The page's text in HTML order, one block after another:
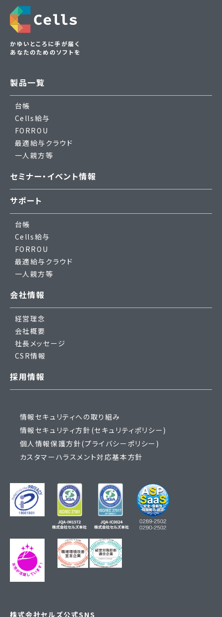
かゆいところに手が届く
あなたのためのソフトを
製品一覧
台帳
Cells給与
FORROU
最適給与クラウド
一人親方等
セミナー・イベント情報
サポート
台帳
Cells給与
FORROU
最適給与クラウド
一人親方等
会社情報
経営理念
会社概要
社長メッセージ
CSR情報
採用情報
情報セキュリティへの取り組み
情報セキュリティ方針(セキュリティポリシー)
個人情報保護方針(プライバシーポリシー)
カスタマーハラスメント対応基本方針
株式会社セルズ公式SNS